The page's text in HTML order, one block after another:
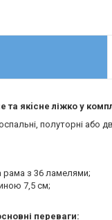
якiсне ліжко у
полуторні або
рама з 36 ламелями;
7,5 см;
переваги: